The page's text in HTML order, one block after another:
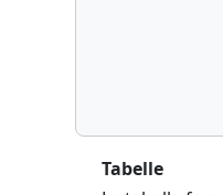
Tabelle